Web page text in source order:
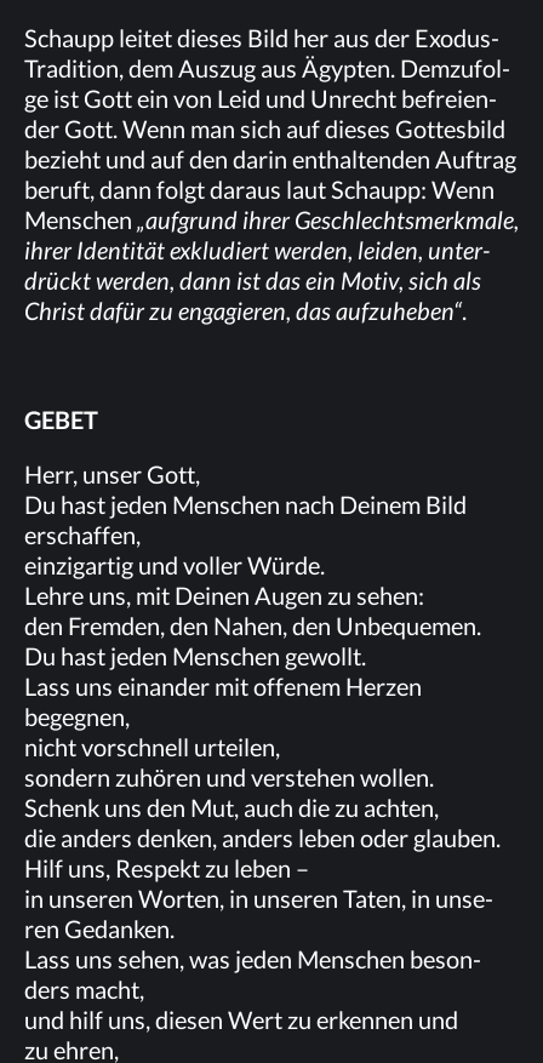
Schaupp lei­tet die­ses Bild her aus der Ex­odus-
Tra­di­ti­on, dem Aus­zug aus Ägyp­ten. Dem­zu­fol­
ge ist Gott ein von Leid und Un­recht be­frei­en­
der Gott. Wenn man sich auf die­ses Got­tes­bild
be­zieht und auf den dar­in ent­hal­ten­den Auf­trag
be­ruft, dann folgt dar­aus laut Schaupp: Wenn
Men­schen „auf­grund ih­rer Ge­schlechts­merk­ma­le,
ih­rer Iden­ti­tät ex­klu­diert wer­den, lei­den, un­ter­
drückt wer­den, dann ist das ein Mo­tiv, sich als
Christ da­für zu en­ga­gie­ren, das auf­zu­he­ben“.
GE­BET
Herr, un­ser Gott,
Du hast je­den Men­schen nach Dei­nem Bild
erschaffen,
ein­zig­ar­tig und vol­ler Würde.
Leh­re uns, mit Dei­nen Au­gen zu sehen:
den Frem­den, den Na­hen, den Unbequemen.
Du hast je­den Men­schen gewollt.
Lass uns ein­an­der mit of­fe­nem Her­zen
begegnen,
nicht vor­schnell urteilen,
son­dern zu­hö­ren und ver­ste­hen wollen.
Schenk uns den Mut, auch die zu achten,
die an­ders den­ken, an­ders le­ben oder glauben.
Hilf uns, Re­spekt zu leben –
in un­se­ren Wor­ten, in un­se­ren Ta­ten, in un­se­
ren Gedanken.
Lass uns se­hen, was je­den Men­schen be­son­
ders macht,
und hilf uns, die­sen Wert zu er­ken­nen und
zu ehren,